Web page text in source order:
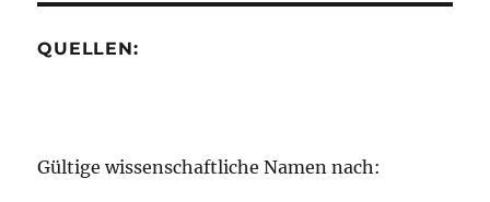
QUELLEN:
Gültige wissenschaftliche Namen nach: